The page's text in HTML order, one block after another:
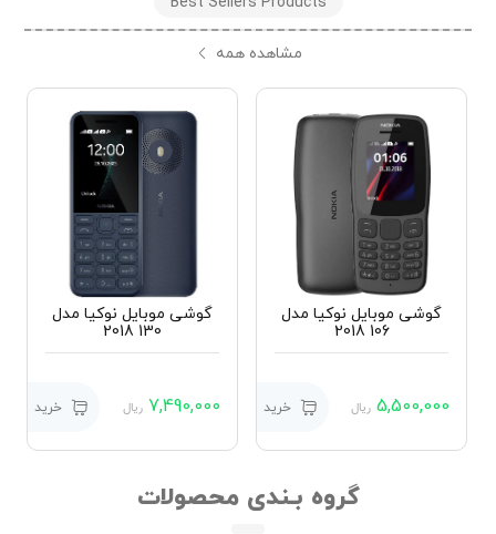
مشاهده همه
گوشی موبایل نوکیا مدل
106 2018
5,500,000 ریال خرید
گوشی موبایل نوکیا مدل
130 2018
7,490,000 ریال خرید
گروه بـندی محصولات